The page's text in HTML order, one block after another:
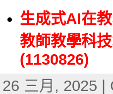
生成式AI在
教師教學科
(1130826)
26 三月, 2025